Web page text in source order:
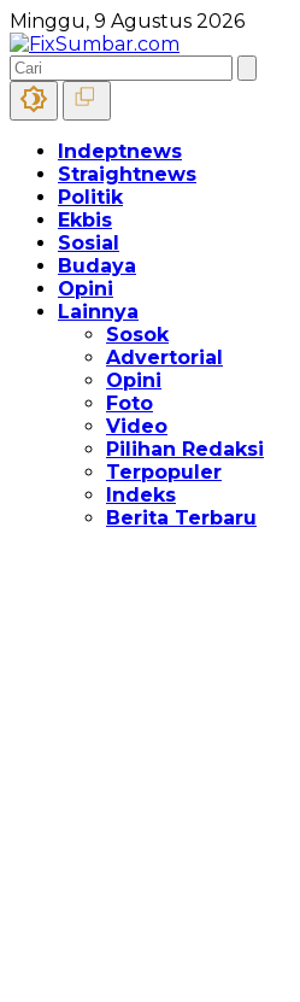
Minggu, 9 Agustus 2026
Indeptnews
Straightnews
Politik
Ekbis
Sosial
Budaya
Opini
Lainnya
Sosok
Advertorial
Opini
Foto
Video
Pilihan Redaksi
Terpopuler
Indeks
Berita Terbaru